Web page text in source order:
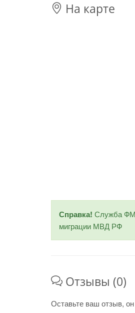
На карте
Справка! Служба
миграции МВД РФ
Отзывы (0)
Оставьте ваш отзыв,